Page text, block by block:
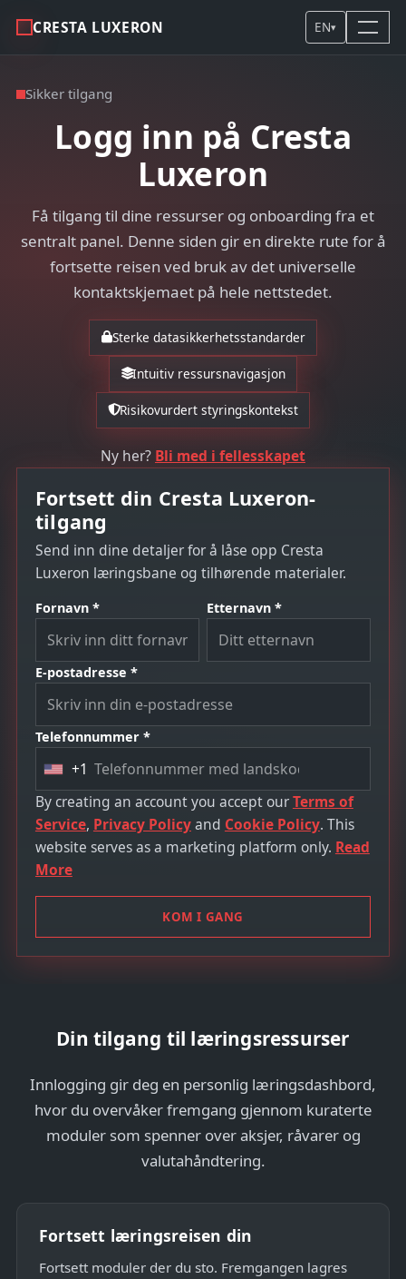
CRESTA LUXERON EN▾
Sikker tilgang
Logg inn på Cresta
Luxeron
Få tilgang til dine ressurser og onboarding fra et
sentralt panel. Denne siden gir en direkte rute for å
fortsette reisen ved bruk av det universelle
kontaktskjemaet på hele nettstedet.
Sterke datasikkerhetsstandarder
Intuitiv ressursnavigasjon
Risikovurdert styringskontekst
Ny her? Bli med i fellesskapet
Fortsett din Cresta Luxeron-
tilgang
Send inn dine detaljer for å låse opp Cresta
Luxeron læringsbane og tilhørende materialer.
Fornavn * Etternavn *
E-postadresse *
Telefonnummer *
U
n
i
t
e
t
a
+
+1
By creating an account you accept ourTerms of
Service, Privacy Policyand Cookie Policy. This
website serves as a marketing platform only. Read
More
KOM I GANG
Din tilgang til læringsressurser
Innlogging gir deg en personlig læringsdashbord,
hvor du overvåker fremgang gjennom kuraterte
moduler som spenner over aksjer, råvarer og
valutahåndtering.
Fortsett læringsreisen din
Fortsett moduler der du sto. Fremgangen lagres